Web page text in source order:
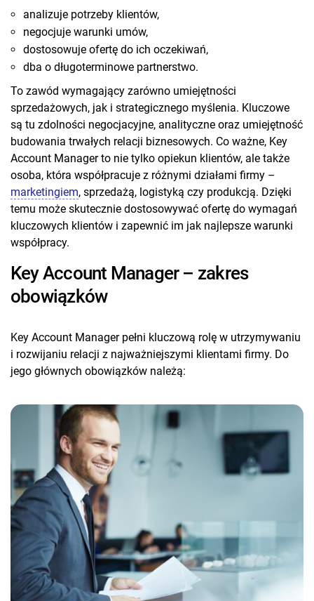
analizuje potrzeby klientów,
negocjuje warunki umów,
dostosowuje ofertę do ich oczekiwań,
dba o długoterminowe partnerstwo.
To zawód wymagający zarówno umiejętności
sprzedażowych, jak i strategicznego myślenia. Kluczowe
są tu zdolności negocjacyjne, analityczne oraz umiejętność
budowania trwałych relacji biznesowych. Co ważne, Key
Account Manager to nie tylko opiekun klientów, ale także
osoba, która współpracuje z różnymi działami firmy –
marketingiem, sprzedażą, logistyką czy produkcją. Dzięki
temu może skutecznie dostosowywać ofertę do wymagań
kluczowych klientów i zapewnić im jak najlepsze warunki
współpracy.
Key Account Manager – zakres
obowiązków
Key Account Manager pełni kluczową rolę w utrzymywaniu
i rozwijaniu relacji z najważniejszymi klientami firmy. Do
jego głównych obowiązków należą: